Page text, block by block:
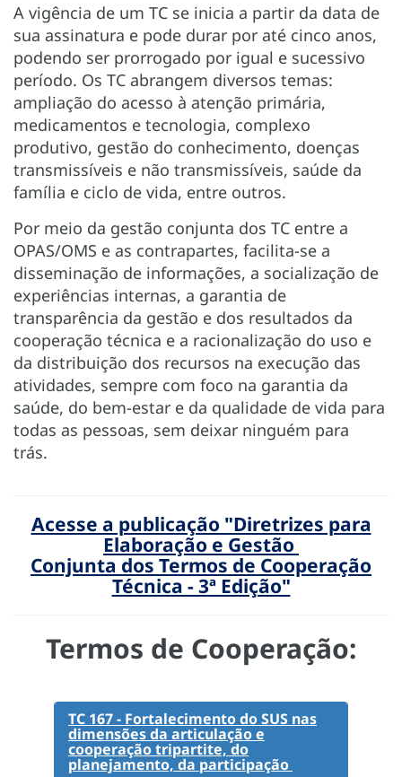
A vigência de um TC se inicia a partir da data de
sua assinatura e pode durar por até cinco anos,
podendo ser prorrogado por igual e sucessivo
período. Os TC abrangem diversos temas:
ampliação do acesso à atenção primária,
medicamentos e tecnologia, complexo
produtivo, gestão do conhecimento, doenças
transmissíveis e não transmissíveis, saúde da
família e ciclo de vida, entre outros.
Por meio da gestão conjunta dos TC entre a
OPAS/OMS e as contrapartes, facilita-se a
disseminação de informações, a socialização de
experiências internas, a garantia de
transparência da gestão e dos resultados da
cooperação técnica e a racionalização do uso e
da distribuição dos recursos na execução das
atividades, sempre com foco na garantia da
saúde, do bem-estar e da qualidade de vida para
todas as pessoas, sem deixar ninguém para
trás.
Acesse a publicação "Diretrizes para
Elaboração e Gestão
Conjunta dos Termos de Cooperação
Técnica - 3ª Edição"
Termos de Cooperação:
TC 167 - Fortalecimento do SUS nas
dimensões da articulação e
cooperação tripartite, do
planejamento, da participação